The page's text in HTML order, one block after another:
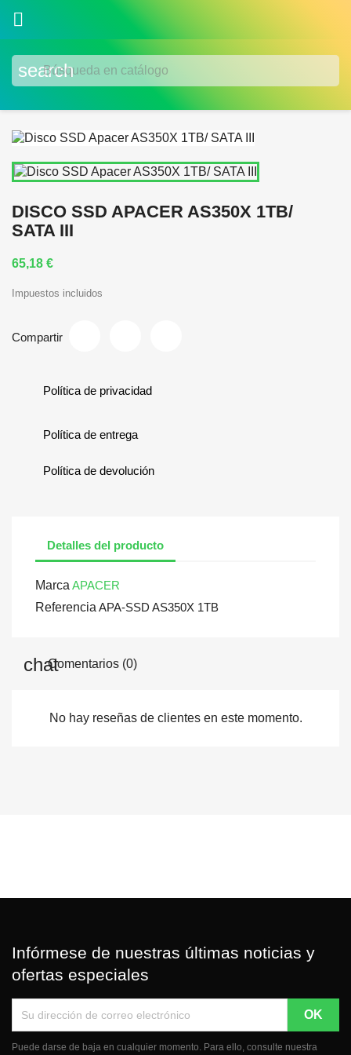

search
DISCO SSD APACER AS350X 1TB/
SATA III
65,18 €
Impuestos incluidos
Compartir
Política de privacidad
Política de entrega
Política de devolución
Detalles del producto
Marca APACER
Referencia APA-SSD AS350X 1TB
Comentarios (0)
No hay reseñas de clientes en este momento.
Infórmese de nuestras últimas noticias y
ofertas especiales
Puede darse de baja en cualquier momento. Para ello, consulte nuestra